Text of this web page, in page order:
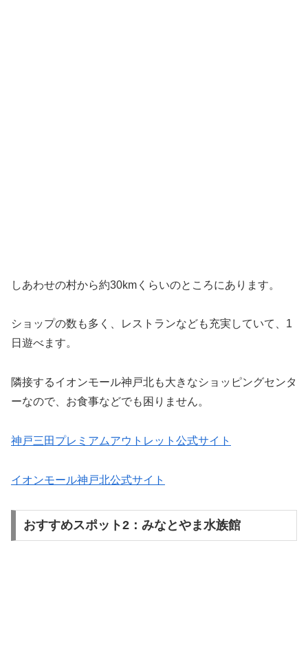
しあわせの村から約30kmくらいのところにあります。
ショップの数も多く、レストランなども充実していて、1
日遊べます。
隣接するイオンモール神戸北も大きなショッピングセンタ
ーなので、お食事などでも困りません。
神戸三田プレミアムアウトレット公式サイト
イオンモール神戸北公式サイト
おすすめスポット2：みなとやま水族館